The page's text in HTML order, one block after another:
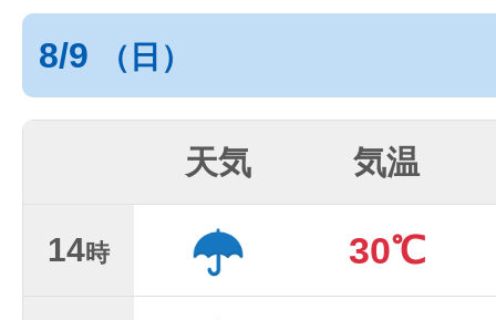
8/9 （日）
天気 気温
14時 30℃